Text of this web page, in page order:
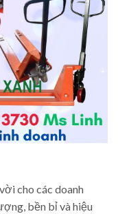
cho các doanh
bền bỉ và hiệu